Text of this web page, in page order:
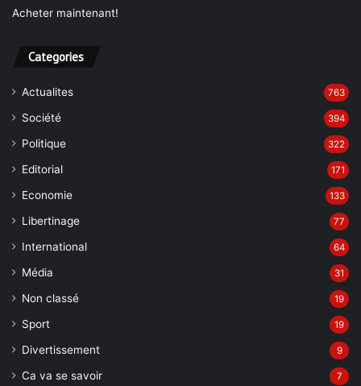
Société 394
Politique 322
Editorial 171
Economie 133
Libertinage 77
International 64
Média 31
Non classé 19
Sport 19
Divertissement 9
Ca va se savoir 7
Grand Reportage 7